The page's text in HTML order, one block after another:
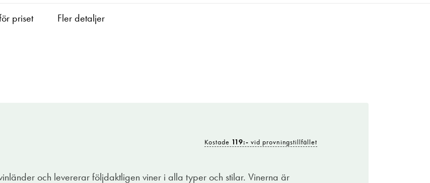
priset Fler detaljer
Kostade 119:- vid provningstillfället
och levererar följdaktligen viner i alla typer och stilar. Vinerna är